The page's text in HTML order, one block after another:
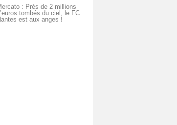
: Près de 2 millions
tombés du ciel, le FC
est aux anges !